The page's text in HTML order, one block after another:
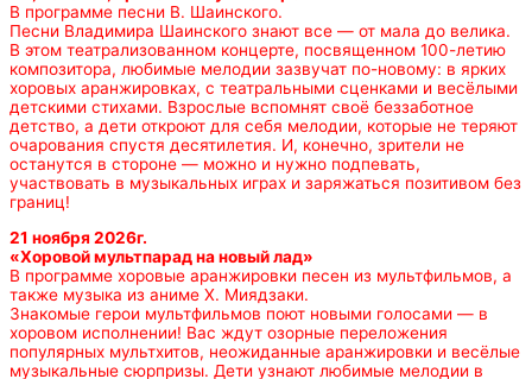
В программе песни В. Шаинского.
Песни Владимира Шаинского знают все — от мала до велика.
В этом театрализованном концерте, посвященном 100-летию
композитора, любимые мелодии зазвучат по-новому: в ярких
хоровых аранжировках, с театральными сценками и весёлыми
детскими стихами. Взрослые вспомнят своё беззаботное
детство, а дети откроют для себя мелодии, которые не теряют
очарования спустя десятилетия. И, конечно, зрители не
останутся в стороне — можно и нужно подпевать,
участвовать в музыкальных играх и заряжаться позитивом без
границ!
21 ноября 2026г.
«Хоровой мультпарад на новый лад»
В программе хоровые аранжировки песен из мультфильмов, а
также музыка из аниме Х. Миядзаки.
Знакомые герои мультфильмов поют новыми голосами — в
хоровом исполнении! Вас ждут озорные переложения
популярных мультхитов, неожиданные аранжировки и весёлые
музыкальные сюрпризы. Дети узнают любимые мелодии в